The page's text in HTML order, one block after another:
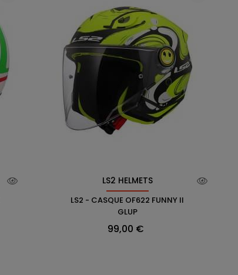
LS2 HELMETS
LS2 - CASQUE OF622 FUNNY II
GLUP
Prix
99,00 €